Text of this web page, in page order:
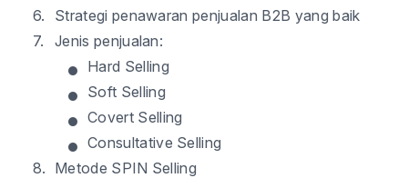
6.
Strategi penawaran penjualan B2B yangbaik
7.
Jenis penjualan:
• Hard Selling
• Soft Selling
• Covert Selling
• Consultative Selling
8. Metode SPIN Selling